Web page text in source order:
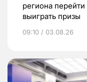
региона
выиграть призы
09:10 / 03.08.26